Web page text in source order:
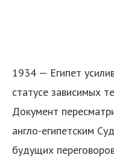
1934 — Египет
статусе зависимых
Документ
англо-египетским
будущих